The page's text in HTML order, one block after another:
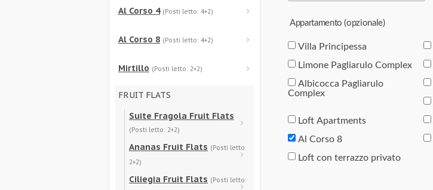
Al Corso 4 (Posti letto: 4+2)
Al Corso 8 (Posti letto: 4+2)
Mirtillo (Posti letto: 2+2)
FRUIT FLATS
Suite Fragola Fruit Flats
(Posti letto: 2+2)
Ananas Fruit Flats (Posti letto:
2+2)
Ciliegia Fruit Flats (Posti letto:
Appartamento(opzionale)
Villa Principessa
Limone Pagliarulo Complex
Albicocca Pagliarulo
Complex
Loft Apartments
Al Corso 8
Loft con terrazzo privato